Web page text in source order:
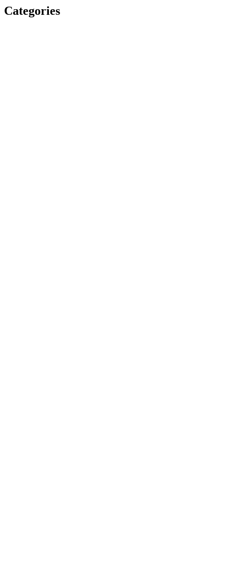
Categories